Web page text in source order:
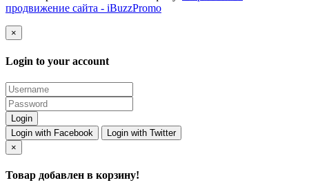
продвижение сайта - iBuzzPromo
×
Login to your account
Login with Facebook
Login with Twitter
×
Товар добавлен в корзину!